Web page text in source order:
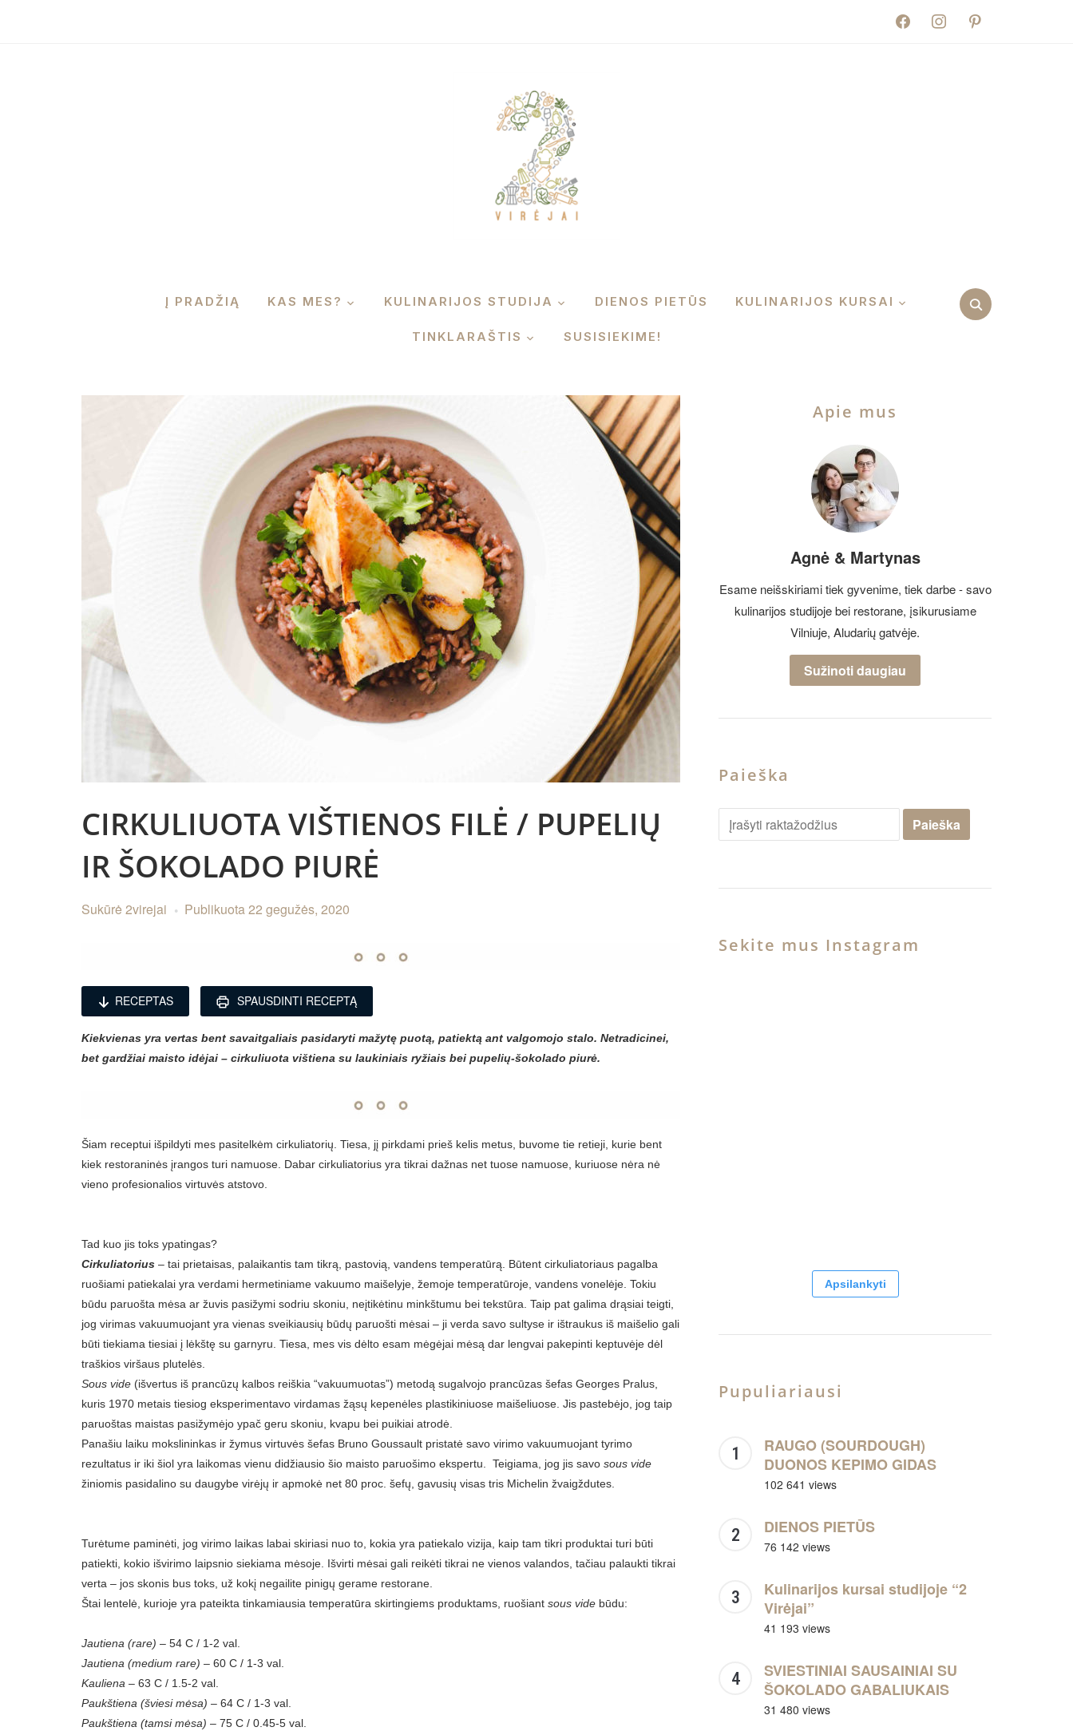
facebookinstagrampinterest
Į PRADŽIĄ KAS MES? KULINARIJOS STUDIJA DIENOS PIETŪS KULINARIJOS KURSAI
TINKLARAŠTIS SUSISIEKIME!
CIRKULIUOTA VIŠTIENOS FILĖ / PUPELIŲ
IR ŠOKOLADO PIURĖ
Sukūrė 2virejai Publikuota22 gegužės, 2020
RECEPTAS SPAUSDINTI RECEPTĄ
Kiekvienas yra vertas bent savaitgaliais pasidaryti mažytę puotą, patiektą ant valgomojo stalo. Netradicinei,
bet gardžiai maisto idėjai – cirkuliuota vištiena su laukiniais ryžiais bei pupelių-šokolado piurė.
Šiam receptui išpildyti mes pasitelkėm cirkuliatorių. Tiesa, jį pirkdami prieš kelis metus, buvome tie retieji, kurie bent
kiek restoraninės įrangos turi namuose. Dabar cirkuliatorius yra tikrai dažnas net tuose namuose, kuriuose nėra nė
vieno profesionalios virtuvės atstovo.
Tad kuo jis toks ypatingas?
Cirkuliatorius – tai prietaisas, palaikantis tam tikrą, pastovią, vandens temperatūrą. Būtent cirkuliatoriaus pagalba
ruošiami patiekalai yra verdami hermetiniame vakuumo maišelyje, žemoje temperatūroje, vandens vonelėje. Tokiu
būdu paruošta mėsa ar žuvis pasižymi sodriu skoniu, neįtikėtinu minkštumu bei tekstūra. Taip pat galima drąsiai teigti,
jog virimas vakuumuojant yra vienas sveikiausių būdų paruošti mėsai – ji verda savo sultyse ir ištraukus iš maišelio gali
būti tiekiama tiesiai į lėkštę su garnyru. Tiesa, mes vis dėlto esam mėgėjai mėsą dar lengvai pakepinti keptuvėje dėl
traškios viršaus plutelės.
Sous vide (išvertus iš prancūzų kalbos reiškia “vakuumuotas”) metodą sugalvojo prancūzas šefas Georges Pralus,
kuris 1970 metais tiesiog eksperimentavo virdamas žąsų kepenėles plastikiniuose maišeliuose. Jis pastebėjo, jog taip
paruoštas maistas pasižymėjo ypač geru skoniu, kvapu bei puikiai atrodė.
Panašiu laiku mokslininkas ir žymus virtuvės šefas Bruno Goussault pristatė savo virimo vakuumuojant tyrimo
rezultatus ir iki šiol yra laikomas vienu didžiausio šio maisto paruošimo ekspertu. Teigiama, jog jis savo sous vide
žiniomis pasidalino su daugybe virėjų ir apmokė net 80 proc. šefų, gavusių visas tris Michelin žvaigždutes.
Turėtume paminėti, jog virimo laikas labai skiriasi nuo to, kokia yra patiekalo vizija, kaip tam tikri produktai turi būti
patiekti, kokio išvirimo laipsnio siekiama mėsoje. Išvirti mėsai gali reikėti tikrai ne vienos valandos, tačiau palaukti tikrai
verta – jos skonis bus toks, už kokį negailite pinigų gerame restorane.
Štai lentelė, kurioje yra pateikta tinkamiausia temperatūra skirtingiems produktams, ruošiant sous vide būdu:
Jautiena (rare) – 54 C / 1-2 val.
Jautiena (medium rare) – 60 C / 1-3 val.
Kauliena – 63 C / 1.5-2 val.
Paukštiena (šviesi mėsa) – 64 C / 1-3 val.
Paukštiena (tamsi mėsa) – 75 C / 0.45-5 val.
Apie mus
Agnė & Martynas
Esame neišskiriami tiek gyvenime, tiek darbe - savo
kulinarijos studijoje bei restorane, įsikurusiame
Vilniuje, Aludarių gatvėje.
Sužinoti daugiau
Paieška
Sekite mus Instagram
Apsilankyti
Pupuliariausi
RAUGO (SOURDOUGH)
DUONOS KEPIMO GIDAS
102 641 views
DIENOS PIETŪS
76 142 views
Kulinarijos kursai studijoje “2
Virėjai”
41 193 views
SVIESTINIAI SAUSAINIAI SU
ŠOKOLADO GABALIUKAIS
31 480 views